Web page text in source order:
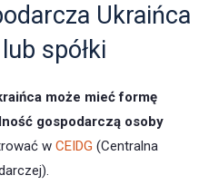
Ukraińca
spółki
może mieć formę
gospodarczą osoby
w CEIDG (Centralna